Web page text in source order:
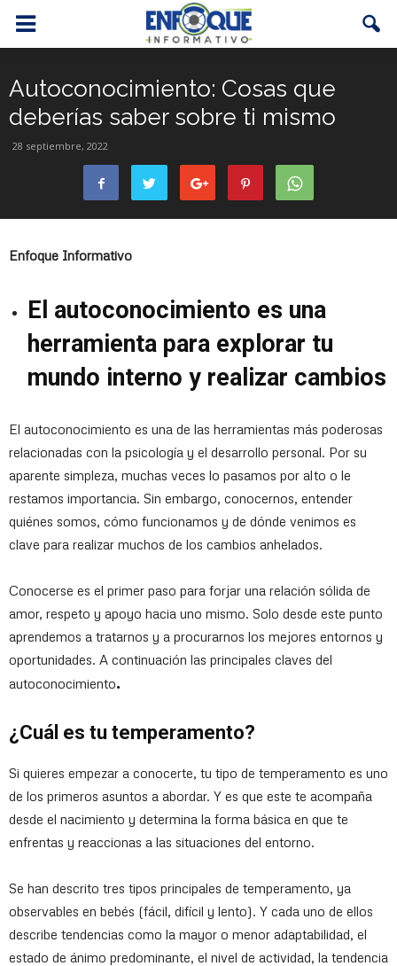
Autoconocimiento: Cosas que
deberías saber sobre ti mismo
28 septiembre, 2022
Enfoque Informativo
El autoconocimiento es una
herramienta para explorar tu
mundo interno y realizar cambios
El autoconocimiento es una de las herramientas más poderosas
relacionadas con la psicología y el desarrollo personal. Por su
aparente simpleza, muchas veces lo pasamos por alto o le
restamos importancia. Sin embargo, conocernos, entender
quiénes somos, cómo funcionamos y de dónde venimos es
clave para realizar muchos de los cambios anhelados.
Conocerse es el primer paso para forjar una relación sólida de
amor, respeto y apoyo hacia uno mismo. Solo desde este punto
aprendemos a tratarnos y a procurarnos los mejores entornos y
oportunidades. A continuación las principales claves del
autoconocimiento.
¿Cuál es tu temperamento?
Si quieres empezar a conocerte, tu tipo de temperamento es uno
de los primeros asuntos a abordar. Y es que este te acompaña
desde el nacimiento y determina la forma básica en que te
enfrentas y reaccionas a las situaciones del entorno.
Se han descrito tres tipos principales de temperamento, ya
observables en bebés (fácil, difícil y lento). Y cada uno de ellos
describe tendencias como la mayor o menor adaptabilidad, el
estado de ánimo predominante, el nivel de actividad, la tendencia